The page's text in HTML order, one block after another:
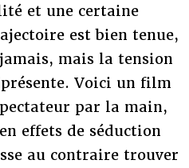
et une certaine
est bien tenue,
mais la tension
Voici un film
par la main,
effets de séduction
au contraire trouver